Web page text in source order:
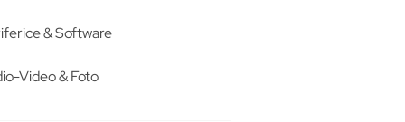
& Software
Video & Foto